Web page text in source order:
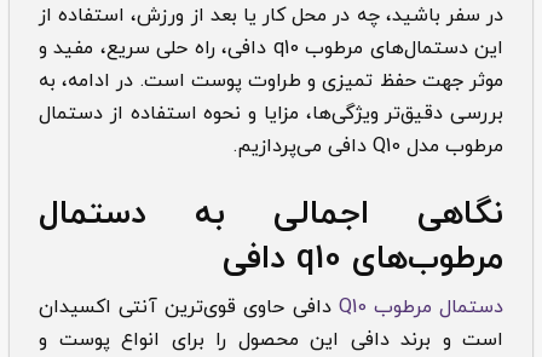
در سفر باشید، چه در محل کار یا بعد از ورزش، استفاده از
این دستمال‌های مرطوب q10 دافی، راه حلی سریع، مفید و
موثر جهت حفظ تمیزی و طراوت پوست است. در ادامه، به
بررسی دقیق‌تر ویژگی‌ها، مزایا و نحوه استفاده از دستمال
مرطوب مدل Q10 دافی می‌پردازیم.
نگاهی اجمالی به دستمال
مرطوبهای q10 دافی
دستمال مرطوب Q10
دافی حاوی قوی‌ترین آنتی اکسیدان
است و برند دافی این محصول را برای انواع پوست و